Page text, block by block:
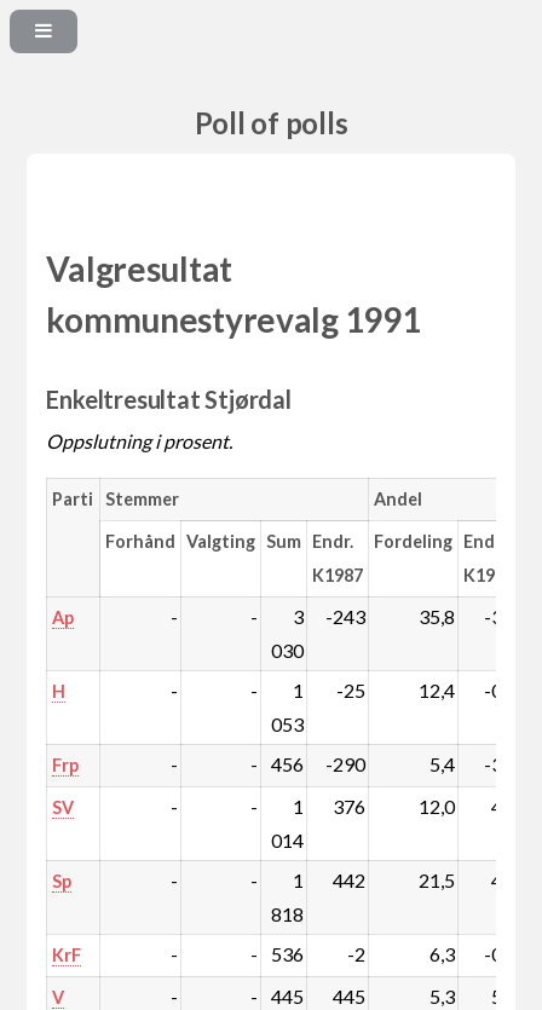
Poll of polls
Valgresultat
kommunestyrevalg 1991
Enkeltresultat Stjørdal
Oppslutning i prosent.
Parti Stemmer Andel
Forhånd Valgting Sum Endr.
K1987
Fordeling Endr.
K1987
Ap - -
3
030
-243 35,8 -3,6
H - -
1
053
-25 12,4 -0,5
Frp - - 456 -290 5,4 -3,6
SV - -
1
014
376 12,0 4,3
Sp - -
1
818
442 21,5 4,9
KrF - - 536 -2 6,3 -0,1
V - - 445 445 5,3 5,3